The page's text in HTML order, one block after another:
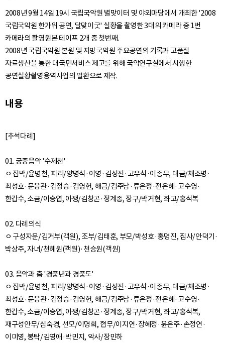
2008년 9월 14일 19시 국립국악원 별맞이터 및 야외마당에서 개최한 '2008
국립국악원 한가위 공연, 달맞이굿' 실황을 촬영한 3대의 카메라 중 1번
카메라의 촬영원본 테이프 2개 중 첫번째.
2008년 국립국악원 본원 및 지방국악원 주요공연의 기록과 고품질
자료생산을 통한 대국민서비스 제고를 위해 국악연구실에서 시행한
공연실황촬영용역사업의 일환으로 제작.
내용
[추석다례]
01. 궁중음악 '수제천'
ㅇ 집박/윤병천, 피리/양명석·이영·김성진·고우석·이종무, 대금/채조병·
최성호·문응관·김정승·김영헌, 해금/김주남·류은정·전은혜·고수영·
한갑수, 소금/이승엽, 아쟁/김창곤·정계종, 장구/박거현, 좌고/홍석복
02. 다례의식
ㅇ 구성자문/김거부(객원), 조부/김태훈, 부모/박성호·홍명진, 집사/안덕기·
박상주, 자녀/천혜원(객원)·천승원(객원)
03. 음악과 춤 '경풍년과 경풍도'
ㅇ 집박/윤병천, 피리/양명석·이영·김성진·고우석·이종무, 대금/채조병·
최성호·문응관·김정승·김영헌, 해금/김주남·류은정·전은혜·고수영·
한갑수, 소금/이승엽, 아쟁/김창곤·정계종, 장구/박거현, 좌고/홍석복,
재구성안무/심숙경, 선모/이명희, 협무/이지연·장혜정·윤은주·손정연·
이미영, 봉탁/김영애·박민지, 악사/장민하